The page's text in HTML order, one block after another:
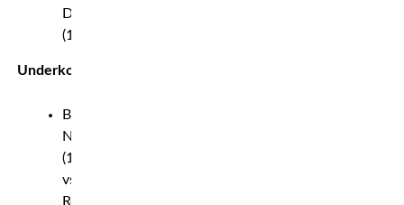
Denis
(155.6)
Underkort
Bo
Nickal
(185.8)
vs.
Rodolfo